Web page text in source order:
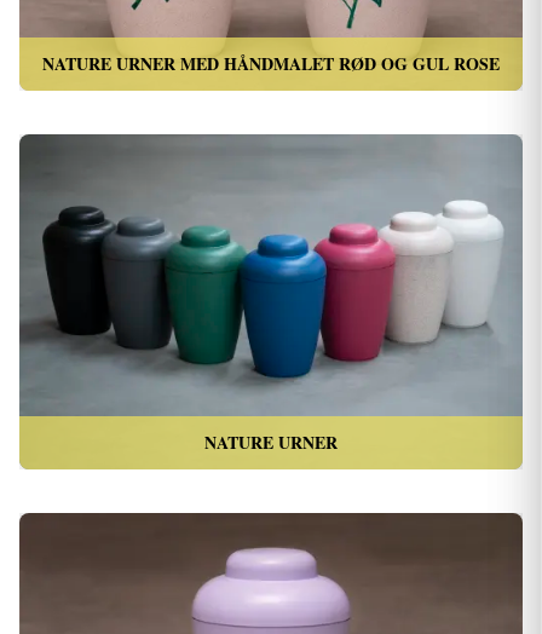
NATURE URNER MED HÅNDMALET RØD OG GUL ROSE
NATURE URNER